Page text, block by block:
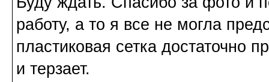
работу, а то я все не могла
пластиковая сетка достаточно
и терзает.